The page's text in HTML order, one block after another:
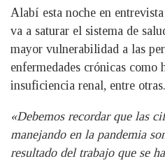
Alabí esta noche en
va a saturar el sistema de
mayor vulnerabilidad a las
enfermedades crónicas como
insuficiencia renal, entre otras.
«Debemos recordar que las
manejando en la pandemia
resultado del trabajo que se